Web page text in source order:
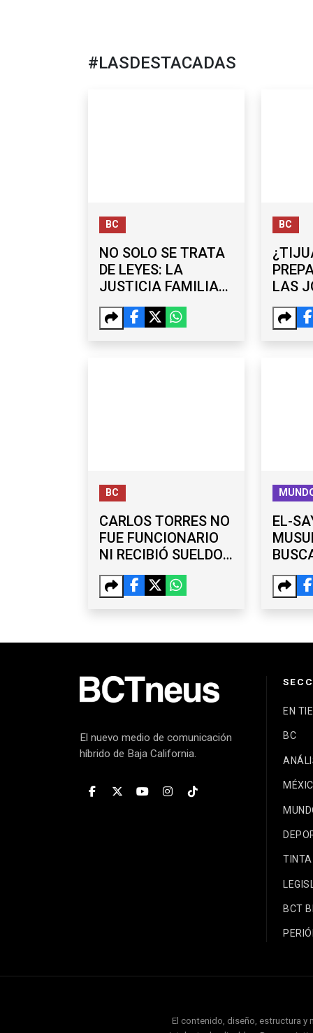
#LASDESTACADAS
BC
NO SOLO SE TRATA
DE LEYES: LA
JUSTICIA FAMILIAR
EN BC SEGUIRÁ
CONTANDO CON
BC
LAS
BC
CARLOS TORRES NO
FUE FUNCIONARIO
NI RECIBIÓ SUELDO
DEL
AYUNTAMIENTO,
EL-
PARA
El nuevo medio de comunicación
híbrido de Baja California.
EN
BC
BCT
El contenido, diseño, estructura y